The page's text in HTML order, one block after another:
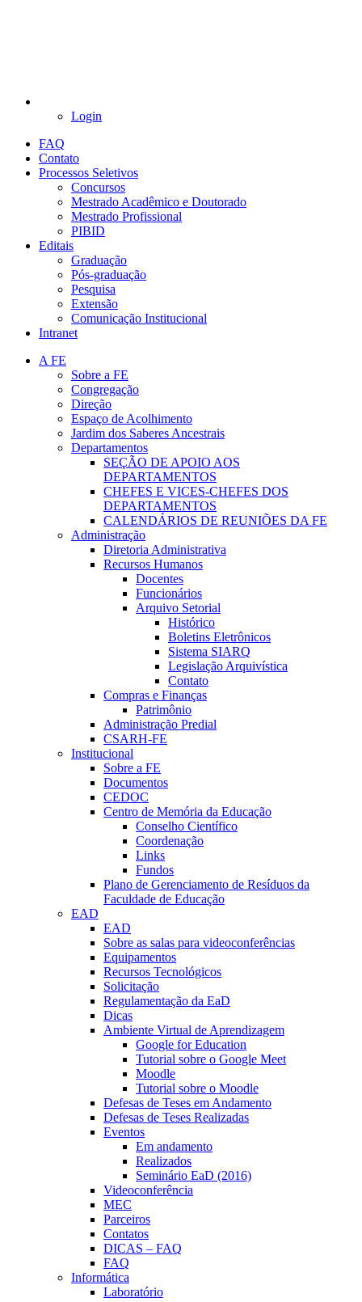
Login
FAQ
Contato
Processos Seletivos
Concursos
Mestrado Acadêmico e Doutorado
Mestrado Profissional
PIBID
Editais
Graduação
Pós-graduação
Pesquisa
Extensão
Comunicação Institucional
Intranet
A FE
Sobre a FE
Congregação
Direção
Espaço de Acolhimento
Jardim dos Saberes Ancestrais
Departamentos
SEÇÃO DE APOIO AOS
DEPARTAMENTOS
CHEFES E VICES-CHEFES DOS
DEPARTAMENTOS
CALENDÁRIOS DE REUNIÕES DA FE
Administração
Diretoria Administrativa
Recursos Humanos
Docentes
Funcionários
Arquivo Setorial
Histórico
Boletins Eletrônicos
Sistema SIARQ
Legislação Arquivística
Contato
Compras e Finanças
Patrimônio
Administração Predial
CSARH-FE
Institucional
Sobre a FE
Documentos
CEDOC
Centro de Memória da Educação
Conselho Científico
Coordenação
Links
Fundos
Plano de Gerenciamento de Resíduos da
Faculdade de Educação
EAD
EAD
Sobre as salas para videoconferências
Equipamentos
Recursos Tecnológicos
Solicitação
Regulamentação da EaD
Dicas
Ambiente Virtual de Aprendizagem
Google for Education
Tutorial sobre o Google Meet
Moodle
Tutorial sobre o Moodle
Defesas de Teses em Andamento
Defesas de Teses Realizadas
Eventos
Em andamento
Realizados
Seminário EaD (2016)
Videoconferência
MEC
Parceiros
Contatos
DICAS – FAQ
FAQ
Informática
Laboratório